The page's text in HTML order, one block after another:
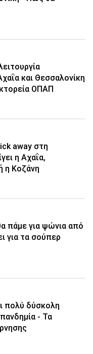
και Θεσσαλονίκη
ΟΠΑΠ
away στη
η Αχαΐα,
η Κοζάνη
πάμε για ψώνια από
για τα σούπερ
πολύ δύσκολη
- Τα